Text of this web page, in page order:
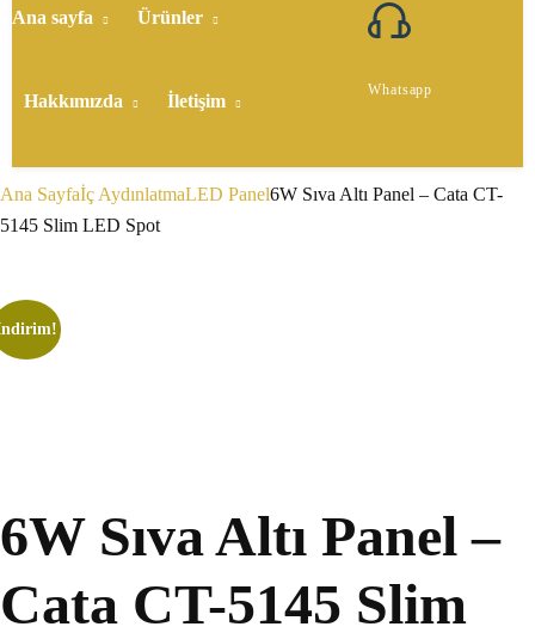
Ana sayfa Ürünler
Hakkımızda İletişim
Whatsapp
Ana Sayfaİç AydınlatmaLED Panel6W Sıva Altı Panel – Cata CT-
5145 Slim LED Spot
6W Sıva Altı Panel –
Cata CT-5145 Slim